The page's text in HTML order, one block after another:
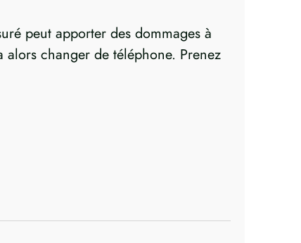
peut apporter des dommages à
changer de téléphone. Prenez